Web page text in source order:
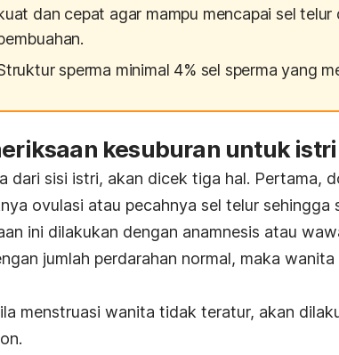
dan cepat agar mampu mencapai sel telur
sperma minimal 4% sel sperma yang
kesuburan untuk istri
dari sisi istri, akan dicek tiga hal. Pertama,
ovulasi atau pecahnya sel telur sehingga
ini dilakukan dengan anamnesis atau
jumlah perdarahan normal, maka
menstruasi wanita tidak teratur, akan